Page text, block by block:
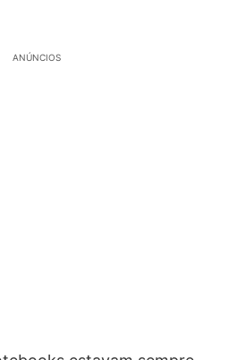
ANÚNCIOS